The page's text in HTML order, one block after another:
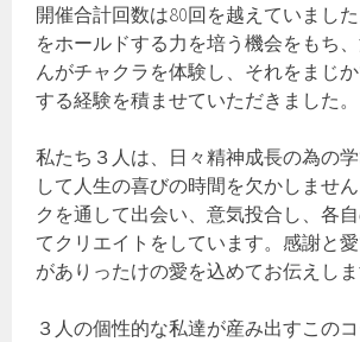
開催合計回数は80回を越えていまし
をホールドする力を培う機会をもち
んがチャクラを体験し、それをまじ
する経験を積ませていただきました。
私たち３人は、日々精神成長の為の
して人生の喜びの時間を欠かしませ
クを通して出会い、意気投合し、各
てクリエイトをしています。感謝と
がありったけの愛を込めてお伝えしま
３人の個性的な私達が産み出すこの